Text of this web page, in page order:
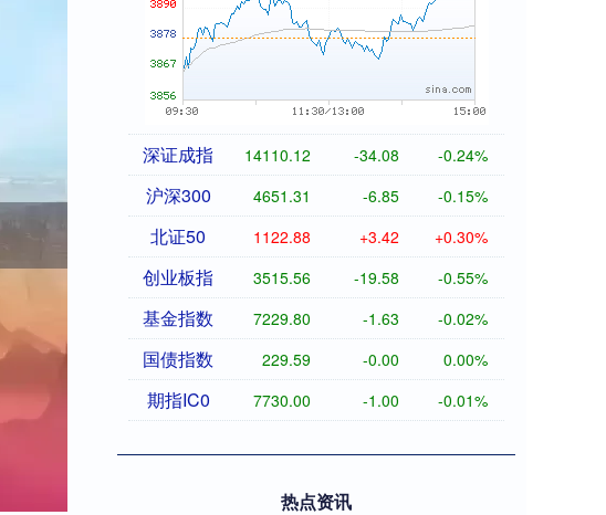
深证成指 14110.12 -34.08 -0.24%
沪深300 4651.31 -6.85 -0.15%
北证50 1122.88 +3.42 +0.30%
创业板指 3515.56 -19.58 -0.55%
基金指数 7229.80 -1.63 -0.02%
国债指数 229.59 -0.00 0.00%
期指IC0 7730.00 -1.00 -0.01%
热点资讯